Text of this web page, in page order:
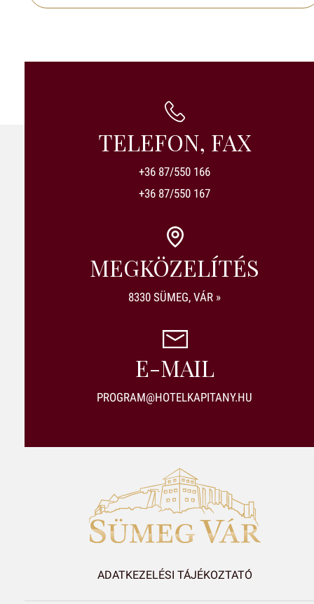
TELEFON, FAX
+36 87/550 166
+36 87/550 167
MEGKÖZELÍTÉS
8330 SÜMEG, VÁR »
E-MAIL
PROGRAM@HOTELKAPITANY.HU
ADATKEZELÉSI TÁJÉKOZTATÓ